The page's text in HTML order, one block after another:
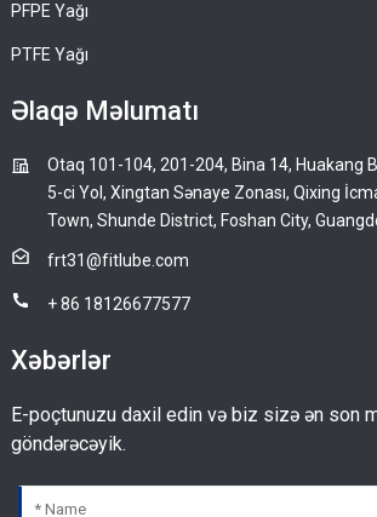
PFPE Yağı
PTFE Yağı
Əlaqə Məlumatı
Otaq 101-104, 201-204, Bina 14, Huakang
5-ci Yol, Xingtan Sənaye Zonası, Qixing
Town, Shunde District, Foshan City,
frt31@fitlube.com
+ 86 18126677577
Xəbərlər
E-poçtunuzu daxil edin və biz sizə ən son
göndərəcəyik.